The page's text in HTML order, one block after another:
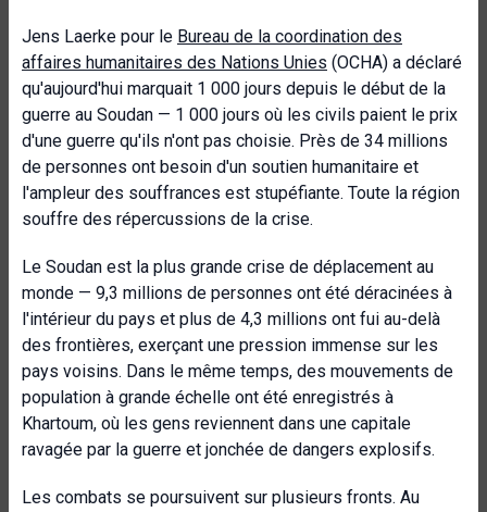
Jens Laerke pour le Bureau de la coordination des
affaires humanitaires des Nations Unies (OCHA) a déclaré
qu'aujourd'hui marquait 1 000 jours depuis le début de la
guerre au Soudan — 1 000 jours où les civils paient le prix
d'une guerre qu'ils n'ont pas choisie. Près de 34 millions
de personnes ont besoin d'un soutien humanitaire et
l'ampleur des souffrances est stupéfiante. Toute la région
souffre des répercussions de la crise.
Le Soudan est la plus grande crise de déplacement au
monde — 9,3 millions de personnes ont été déracinées à
l'intérieur du pays et plus de 4,3 millions ont fui au-delà
des frontières, exerçant une pression immense sur les
pays voisins. Dans le même temps, des mouvements de
population à grande échelle ont été enregistrés à
Khartoum, où les gens reviennent dans une capitale
ravagée par la guerre et jonchée de dangers explosifs.
Les combats se poursuivent sur plusieurs fronts. Au